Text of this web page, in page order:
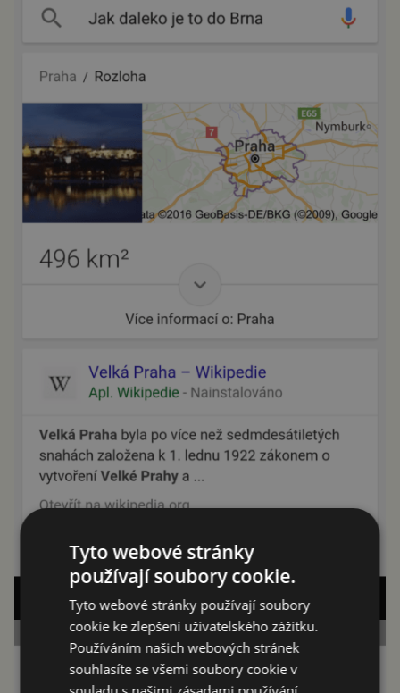
Tyto webové stránky
používají soubory cookie.
Tyto webové stránky používají soubory
cookie ke zlepšení uživatelského zážitku.
Používáním našich webových stránek
souhlasíte se všemi soubory cookie v